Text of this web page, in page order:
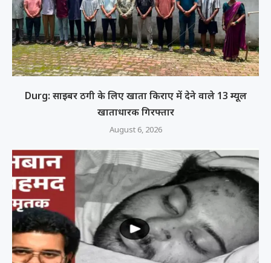
Durg: साइबर ठगी के लिए खाता किराए में देने वाले 13 म्यूल
खाताधारक गिरफ्तार
August 6, 2026